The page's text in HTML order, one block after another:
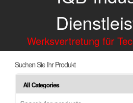
Werksvertretung für
Suchen Sie Ihr Produkt